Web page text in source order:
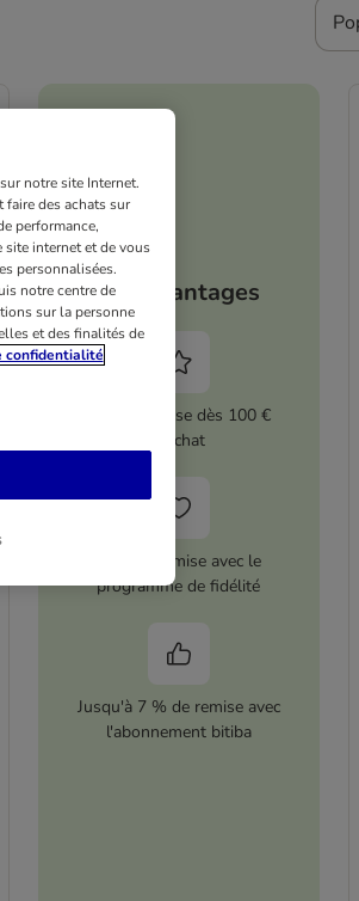
Vos avantages
5 % de remise dès 100 €
d'achat
12 € de remise avec le
programme de fidélité
Jusqu'à 7 % de remise avec
l'abonnement bitiba
notre site Internet.
des achats sur
performance,
internet et de vous
personnalisées.
notre centre de
sur la personne
et des finalités de
confidentialité